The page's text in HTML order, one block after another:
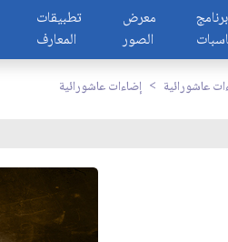
تطبيقات
المعارف
معرض
الصور
برنامج
عاشورائية إضاءات عاشورائية